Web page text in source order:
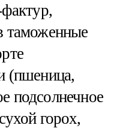
таможенные
(пшеница,
подсолнечное
горох,